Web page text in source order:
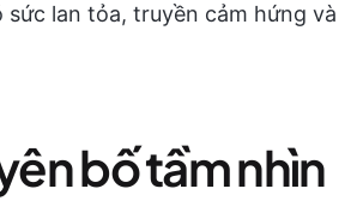
sức lan tỏa, truyền cảm hứng và
bố tầm nhìn